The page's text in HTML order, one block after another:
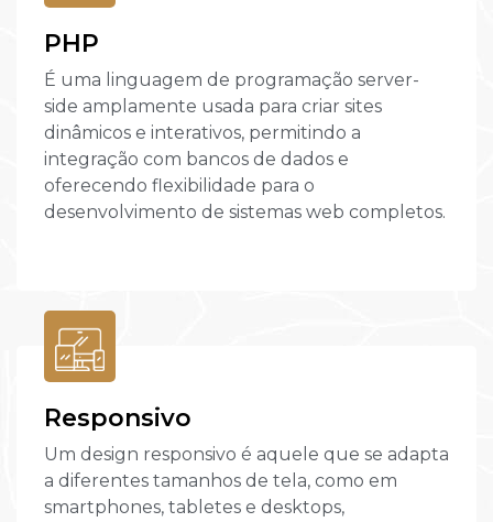
PHP
É uma linguagem de programação server-
side amplamente usada para criar sites
dinâmicos e interativos, permitindo a
integração com bancos de dados e
oferecendo flexibilidade para o
desenvolvimento de sistemas web completos.
Responsivo
Um design responsivo é aquele que se adapta
a diferentes tamanhos de tela, como em
smartphones, tabletes e desktops,